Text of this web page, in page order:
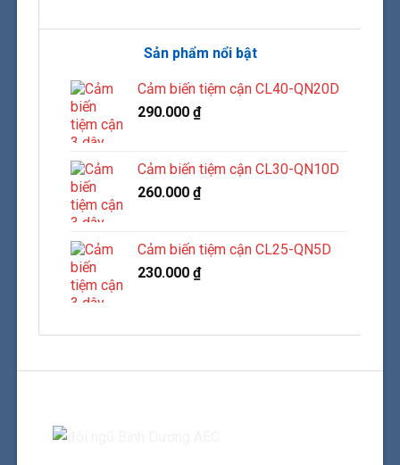
Sản phẩm nổi bật
Cảm biến tiệm cận CL40-QN20D
290.000₫
Cảm biến tiệm cận CL30-QN10D
260.000₫
Cảm biến tiệm cận CL25-QN5D
230.000₫